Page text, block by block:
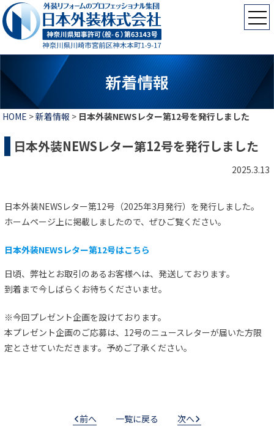
新着情報
HOME >新着情報 > 日本外装NEWSレター第12号を発行しました
日本外装NEWSレター第12号を発行しました
2025.3.13
日本外装NEWSレター第12号（2025年3月発行）を発行しました。
ホームページ上に掲載しましたので、ぜひご覧ください。
日本外装NEWSレター第12号はこちら
日頃、弊社とお取引のあるお客様へは、発送しております。
到着まで今しばらくお待ちくださいませ。
※今回プレゼント企画を設けております。
本プレゼント企画のご応募は、12号のニュースレターが届いた方限
定とさせていただきます。予めご了承ください。
前へ 一覧に戻る 次へ